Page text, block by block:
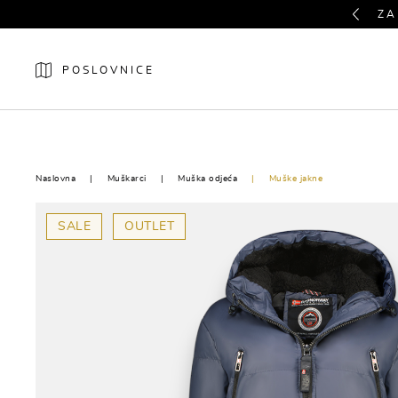
ZA
Previous
POSLOVNICE
Naslovna Muškarci Muška odjeća Muške jakne
SALE OUTLET